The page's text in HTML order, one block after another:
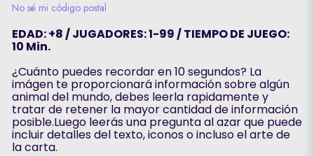
No sé mi código postal
EDAD: +8 / JUGADORES: 1-99 / TIEMPO DE JUEGO:
10 Min.
¿Cuánto puedes recordar en 10 segundos? La
imágen te proporcionará información sobre algún
animal del mundo, debes leerla rapidamente y
tratar de retener la mayor cantidad de información
posible.Luego leerás una pregunta al azar que puede
incluir detalles del texto, iconos o incluso el arte de
la carta.